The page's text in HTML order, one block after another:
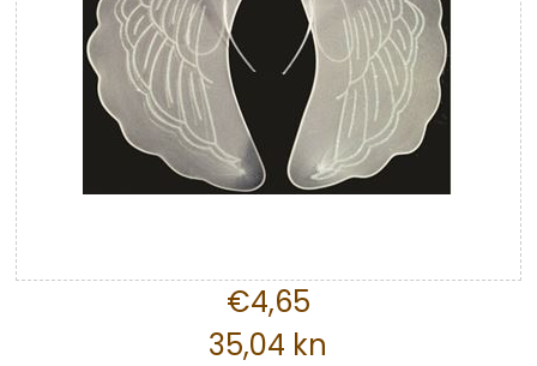
€4,65
35,04 kn